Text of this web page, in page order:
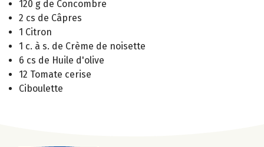
120 g de Concombre
2 cs de Câpres
1 Citron
1 c. à s. de Crème de noisette
6 cs de Huile d'olive
12 Tomate cerise
Ciboulette